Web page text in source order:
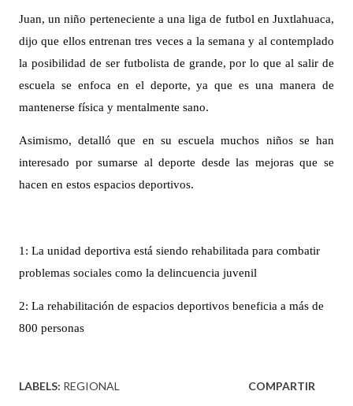
Juan, un niño perteneciente a una liga de futbol en Juxtlahuaca,
dijo que ellos entrenan tres veces a la semana y al contemplado
la posibilidad de ser futbolista de grande, por lo que al salir de
escuela se enfoca en el deporte, ya que es una manera de
mantenerse física y mentalmente sano.
Asimismo, detalló que en su escuela muchos niños se han
interesado por sumarse al deporte desde las mejoras que se
hacen en estos espacios deportivos.
1: La unidad deportiva está siendo rehabilitada para combatir
problemas sociales como la delincuencia juvenil
2: La rehabilitación de espacios deportivos beneficia a más de
800 personas
LABELS: REGIONAL COMPARTIR